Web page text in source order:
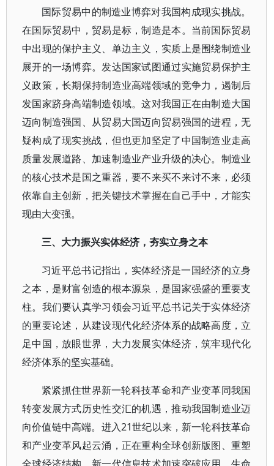
国际贸易中的制造业博弈对我国构成现实挑战。
在国际贸易中，贸易是标，制造是本。当前国际贸易
中出现的保护主义、单边主义，实质上是围绕制造业
展开的一场博弈。发达国家试图通过实施贸易保护主
义政策，长期保持制造业高端领域的竞争力，遏制后
发国家跻身高端制造领域。这对我国正在由制造大国
迈向制造强国、从贸易大国迈向贸易强国的进程，无
疑构成了现实挑战，但也更加坚定了中国制造业走高
质量发展道路、加速制造业产业升级的决心。制造业
的核心技术是国之重器，要不来买不来讨不来，必须
依靠自主创新，把关键技术掌握在自己手中，才能实
现由大变强。
三、大力振兴实体经济，夯实立身之本
习近平总书记指出，实体经济是一国经济的立身
之本，是财富创造的根本源泉，是国家强盛的重要支
柱。我们要认真学习领会习近平总书记关于实体经济
的重要论述，从建设现代化经济体系的战略高度，立
足中国，放眼世界，大力发展实体经济，筑牢现代化
经济体系的坚实基础。
紧紧抓住世界新一轮科技革命和产业变革同我国
转变发展方式历史性交汇的机遇，推动我国制造业迈
向价值链中高端。进入21世纪以来，新一轮科技革命
和产业变革风起云涌，正在重构全球创新版图、重塑